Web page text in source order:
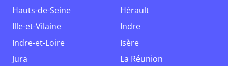
Hauts-de-Seine
Hérault
Ille-et-Vilaine
Indre
Indre-et-Loire
Isère
Jura
La Réunion